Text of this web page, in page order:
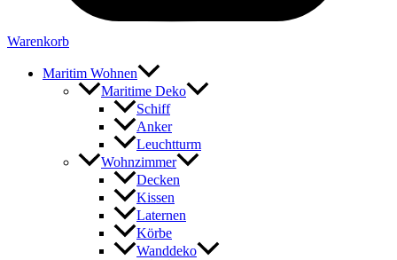
Warenkorb
Maritim Wohnen
Maritime Deko
Schiff
Anker
Leuchtturm
Wohnzimmer
Decken
Kissen
Laternen
Körbe
Wanddeko